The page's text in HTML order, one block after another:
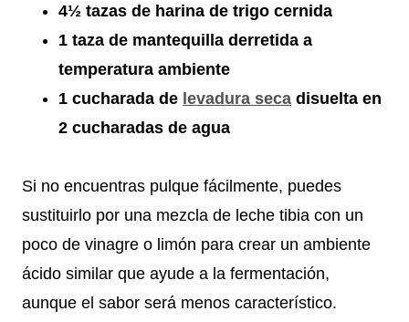
4½ tazas de harina de trigo cernida
1 taza de mantequilla derretida a
temperatura ambiente
1 cucharada de levadura seca disuelta en
2 cucharadas de agua
Si no encuentras pulque fácilmente, puedes
sustituirlo por una mezcla de leche tibia con un
poco de vinagre o limón para crear un ambiente
ácido similar que ayude a la fermentación,
aunque el sabor será menos característico.